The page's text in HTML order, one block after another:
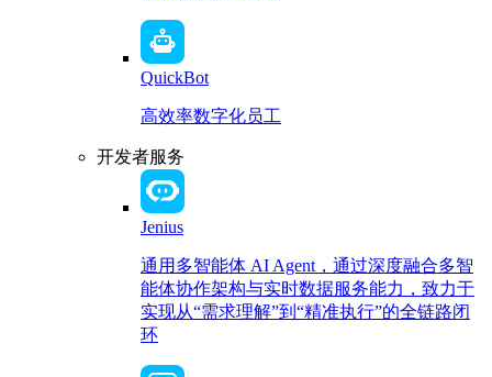
QuickBot
高效率数字化员工
开发者服务
Jenius
通用多智能体 AI Agent，通过深度融合多智
能体协作架构与实时数据服务能力，致力于
实现从“需求理解”到“精准执行”的全链路闭
环